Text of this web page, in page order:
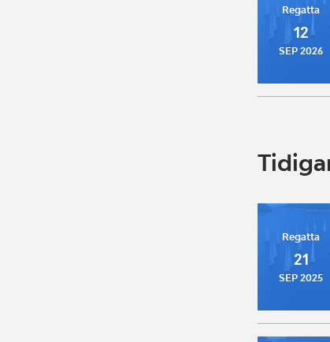
Regatta
12
SEP 2026
Regatta
21
SEP 2025